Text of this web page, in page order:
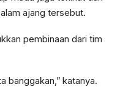
ajang tersebut.
pembinaan dari tim
banggakan,” katanya.